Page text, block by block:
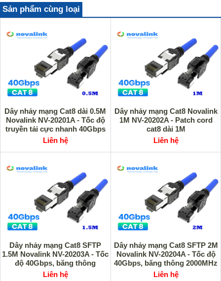
Sản phẩm cùng loại
Dây nhảy mạng Cat8 dài 0.5M
Novalink NV-20201A - Tốc độ
truyền tải cực nhanh 40Gbps
Liên hệ
Dây nhảy mạng Cat8 Novalink
1M NV-20202A - Patch cord
cat8 dài 1M
Liên hệ
Dây nhảy mạng Cat8 SFTP
1.5M Novalink NV-20203A - Tốc
độ 40Gbps, băng thông
2000MHz
Liên hệ
Dây nhảy mạng Cat8 SFTP 2M
Novalink NV-20204A - Tốc độ
40Gbps, băng thông 2000MHz
Liên hệ